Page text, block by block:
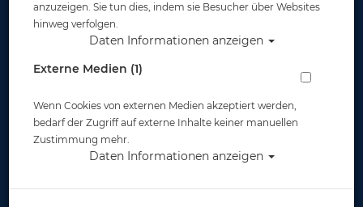
Atlantis - Silikon
ab 12,00 €
Cressi -
- Ersatzteil
9,50 €
anzuzeigen. Sie tun dies, indem sie Besucher über Websites
hinweg verfolgen.
Daten Informationen anzeigen
Externe Medien (1)
Wenn Cookies von externen Medien akzeptiert werden,
bedarf der Zugriff auf externe Inhalte keiner manuellen
Zustimmung mehr.
Daten Informationen anzeigen